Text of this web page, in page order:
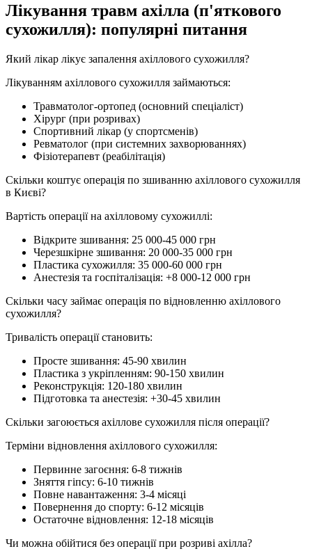
Лікування травм ахілла (п'яткового
сухожилля): популярні питання
Який лікар лікує запалення ахіллового сухожилля?
Лікуванням ахіллового сухожилля займаються:
Травматолог-ортопед (основний спеціаліст)
Хірург (при розривах)
Спортивний лікар (у спортсменів)
Ревматолог (при системних захворюваннях)
Фізіотерапевт (реабілітація)
Скільки коштує операція по зшиванню ахіллового сухожилля
в Києві?
Вартість операції на ахілловому сухожиллі:
Відкрите зшивання: 25 000-45 000 грн
Черезшкірне зшивання: 20 000-35 000 грн
Пластика сухожилля: 35 000-60 000 грн
Анестезія та госпіталізація: +8 000-12 000 грн
Скільки часу займає операція по відновленню ахіллового
сухожилля?
Тривалість операції становить:
Просте зшивання: 45-90 хвилин
Пластика з укріпленням: 90-150 хвилин
Реконструкція: 120-180 хвилин
Підготовка та анестезія: +30-45 хвилин
Скільки загоюється ахіллове сухожилля після операції?
Терміни відновлення ахіллового сухожилля:
Первинне загоєння: 6-8 тижнів
Зняття гіпсу: 6-10 тижнів
Повне навантаження: 3-4 місяці
Повернення до спорту: 6-12 місяців
Остаточне відновлення: 12-18 місяців
Чи можна обійтися без операції при розриві ахілла?